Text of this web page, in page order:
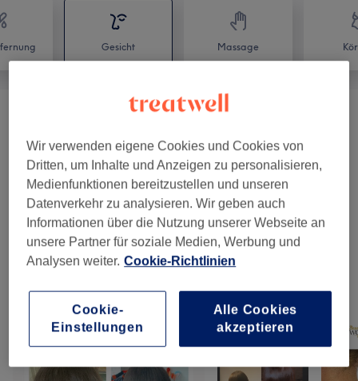
Gesicht Massage
Make-Up (3) ab 50 €
Augenbrauen & Wimpernbehandlungen (6) ab 10 €
Wimpernverlängerungen ( 7) ab 15 €
Unsere Arbeit
Bild anklicken für weitere Details
Wir verwenden eigene Cookies und Cookies von
Dritten, um Inhalte und Anzeigen zu personalisieren,
Medienfunktionen bereitzustellen und unseren
Datenverkehr zu analysieren. Wir geben auch
Informationen über die Nutzung unserer Webseite an
unsere Partner für soziale Medien, Werbung und
Analysen weiter. Cookie-Richtlinien
Cookie-
Einstellungen
Alle Cookies
akzeptieren